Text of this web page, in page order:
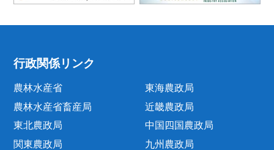
行政関係リンク
農林水産省
農林水産省畜産局
東北農政局
関東農政局
東海農政局
近畿農政局
中国四国農政局
九州農政局